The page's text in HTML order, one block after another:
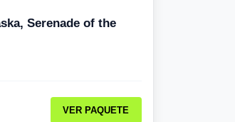
Serenade of the
VER PAQUETE